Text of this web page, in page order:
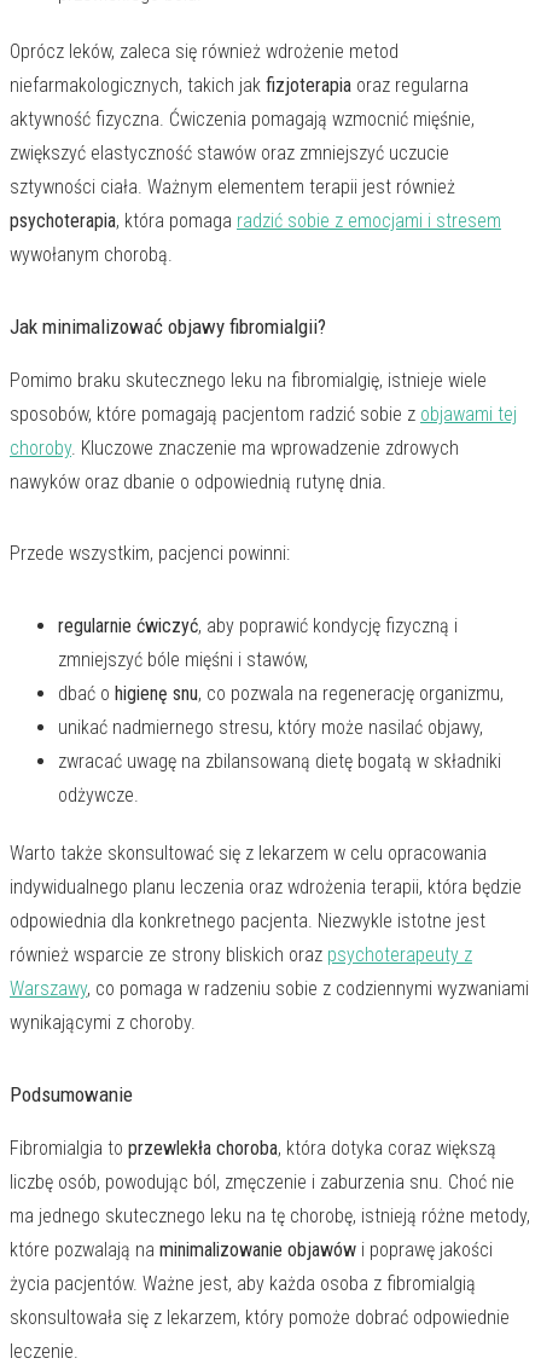
Oprócz leków, zaleca się również wdrożenie metod
niefarmakologicznych, takich jak fizjoterapia oraz regularna
aktywność fizyczna. Ćwiczenia pomagają wzmocnić mięśnie,
zwiększyć elastyczność stawów oraz zmniejszyć uczucie
sztywności ciała. Ważnym elementem terapii jest również
psychoterapia, która pomaga radzić sobie z emocjami i stresem
wywołanym chorobą.
Jak minimalizować objawy fibromialgii?
Pomimo braku skutecznego leku na fibromialgię, istnieje wiele
sposobów, które pomagają pacjentom radzić sobie z objawami tej
choroby. Kluczowe znaczenie ma wprowadzenie zdrowych
nawyków oraz dbanie o odpowiednią rutynę dnia.
Przede wszystkim, pacjenci powinni:
regularnie ćwiczyć, aby poprawić kondycję fizyczną i
zmniejszyć bóle mięśni i stawów,
dbać o higienę snu, co pozwala na regenerację organizmu,
unikać nadmiernego stresu, który może nasilać objawy,
zwracać uwagę na zbilansowaną dietę bogatą w składniki
odżywcze.
Warto także skonsultować się z lekarzem w celu opracowania
indywidualnego planu leczenia oraz wdrożenia terapii, która będzie
odpowiednia dla konkretnego pacjenta. Niezwykle istotne jest
również wsparcie ze strony bliskich oraz psychoterapeuty z
Warszawy, co pomaga w radzeniu sobie z codziennymi wyzwaniami
wynikającymi z choroby.
Podsumowanie
Fibromialgia to przewlekła choroba, która dotyka coraz większą
liczbę osób, powodując ból, zmęczenie i zaburzenia snu. Choć nie
ma jednego skutecznego leku na tę chorobę, istnieją różne metody,
które pozwalają na minimalizowanie objawów i poprawę jakości
życia pacjentów. Ważne jest, aby każda osoba z fibromialgią
skonsultowała się z lekarzem, który pomoże dobrać odpowiednie
leczenie.